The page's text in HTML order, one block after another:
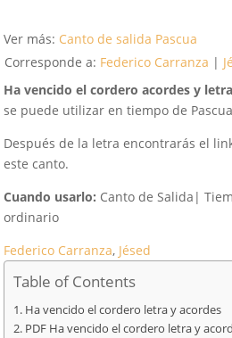
Ver más: Canto de salida Pascua
Corresponde a: Federico Carranza |
Ha vencido el cordero acordes y letra
se puede utilizar en tiempo de
Después de la letra encontrarás el
este canto.
Cuando usarlo: Canto de Salida|
ordinario
Federico Carranza, Jésed
Table of Contents
Ha vencido el cordero letra y acordes
PDF Ha vencido el cordero letra y